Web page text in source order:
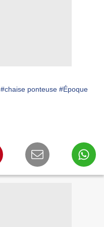
#chaise ponteuse #Époque